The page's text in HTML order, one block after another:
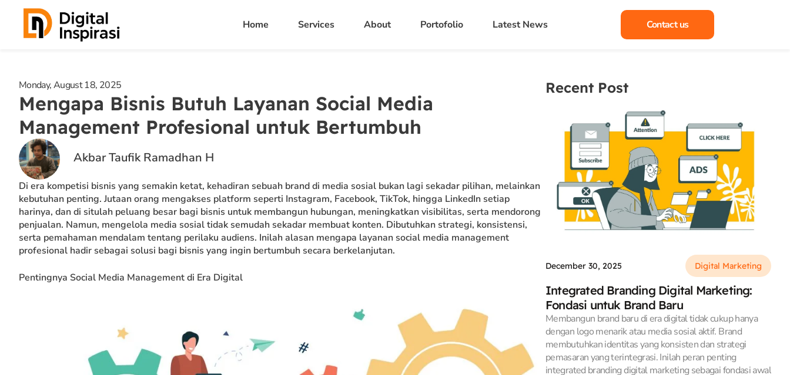
content
Home Services About Portofolio Latest News Contact us
Monday, August 18, 2025
Mengapa Bisnis Butuh Layanan Social Media
Management Profesional untuk Bertumbuh
Akbar Taufik Ramadhan H
Di era kompetisi bisnis yang semakin ketat, kehadiran sebuah brand di media sosial bukan lagi sekadar pilihan, melainkan
kebutuhan penting. Jutaan orang mengakses platform seperti Instagram, Facebook, TikTok, hingga LinkedIn setiap
harinya, dan di situlah peluang besar bagi bisnis untuk membangun hubungan, meningkatkan visibilitas, serta mendorong
penjualan. Namun, mengelola media sosial tidak semudah sekadar membuat konten. Dibutuhkan strategi, konsistensi,
serta pemahaman mendalam tentang perilaku audiens. Inilah alasan mengapa layanan social media management
profesional hadir sebagai solusi bagi bisnis yang ingin bertumbuh secara berkelanjutan.
Pentingnya Social Media Management di Era Digital
Recent Post
December 30, 2025 Digital Marketing
Integrated Branding Digital Marketing:
Fondasi untuk Brand Baru
Membangun brand baru di era digital tidak cukup hanya
dengan logo menarik atau media sosial aktif. Brand
membutuhkan identitas yang konsisten dan strategi
pemasaran yang terintegrasi. Inilah peran penting
integrated branding digital marketing sebagai fondasi awal